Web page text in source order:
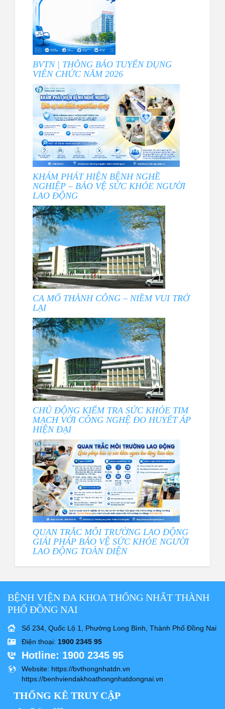
BVTN | THÔNG BÁO TUYỂN DỤNG
VIÊN CHỨC NĂM 2026
KHÁM PHÁT HIỆN BỆNH NGHỀ
NGHIỆP – BẢO VỆ SỨC KHỎE NGƯỜI
LAO ĐỘNG
CA MỔ THÀNH CÔNG – NIỀM VUI TRỞ
LẠI
CHỦ ĐỘNG KIỂM TRA SỨC KHỎE TIM
MẠCH VỚI CÔNG NGHỆ ĐO HUYẾT ÁP
HIỆN ĐẠI
QUAN TRẮC MÔI TRƯỜNG LAO ĐỘNG
GIẢI PHÁP BẢO VỆ SỨC KHỎE NGƯỜI
LAO ĐỘNG TOÀN DIỆN
BỆNH VIỆN ĐA KHOA THỐNG NHẤT THÀNH
PHỐ ĐỒNG NAI
Số 234, Quốc Lộ 1, Phường Long Bình, Thành Phố Đồng Nai
Điện thoại: 1900 2345 95
Hotline: 1900 2345 95
Website: https://bvthongnhatdn.vn
https://benhviendakhoathongnhatdongnai.vn
THỐNG KÊ TRUY CẬP